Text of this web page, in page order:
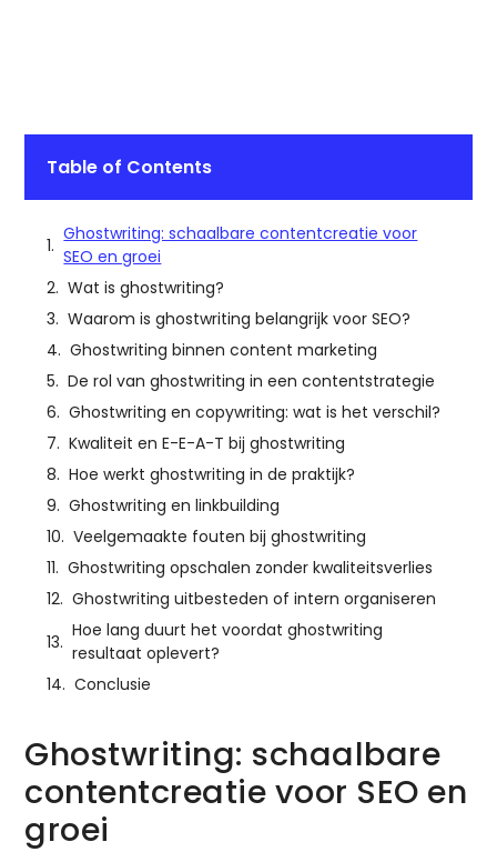
Table of Contents
Ghostwriting: schaalbare contentcreatie voor
SEO en groei
Wat is ghostwriting?
Waarom is ghostwriting belangrijk voor SEO?
Ghostwriting binnen content marketing
De rol van ghostwriting in een contentstrategie
Ghostwriting en copywriting: wat is het verschil?
Kwaliteit en E-E-A-T bij ghostwriting
Hoe werkt ghostwriting in de praktijk?
Ghostwriting en linkbuilding
Veelgemaakte fouten bij ghostwriting
Ghostwriting opschalen zonder kwaliteitsverlies
Ghostwriting uitbesteden of intern organiseren
Hoe lang duurt het voordat ghostwriting
resultaat oplevert?
Conclusie
Ghostwriting: schaalbare
contentcreatie voor SEO en
groei